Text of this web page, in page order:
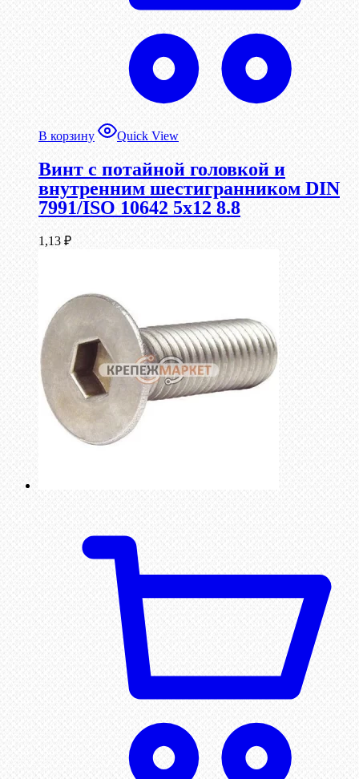
В корзину Quick View
Винт с потайной головкой и
внутренним шестигранником DIN
7991/ISO 10642 5х12 8.8
1,13 ₽